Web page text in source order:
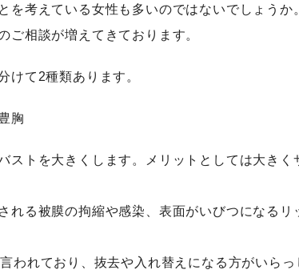
を考えている女性も多いのではないでしょうか
ご相談が増えてきております。
けて2種類あります。
胸
ストを大きくします。メリットとしては大きく
れる被膜の拘縮や感染、表面がいびつになるリ
われており、抜去や入れ替えになる方がいらっ